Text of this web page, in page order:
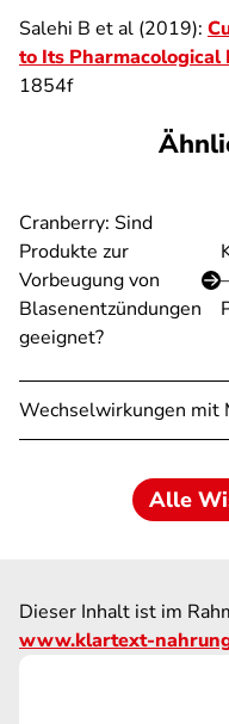
Salehi B et al (2019):
to Its Pharmacological
1854f
Cranberry: Sind
Produkte zur
Vorbeugung von
Blasenentzündungen
geeignet?
Wechselwirkungen mit
Alle
Dieser Inhalt ist im
www.klartext-